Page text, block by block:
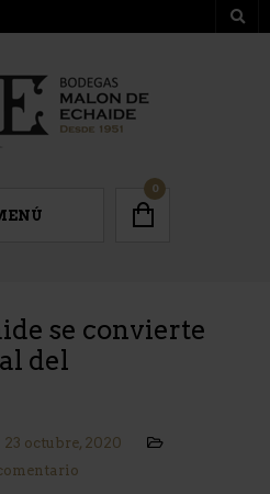
0
se convierte
del
23 octubre, 2020